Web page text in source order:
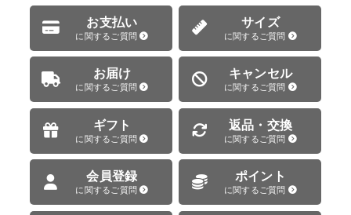
お支払い
に関するご質問
サイズ
に関するご質問
お届け
に関するご質問
キャンセル
に関するご質問
ギフト
に関するご質問
返品・交換
に関するご質問
会員登録
に関するご質問
ポイント
に関するご質問